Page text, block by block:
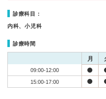
診療科目：
内科、小児科
診療時間
月
09:00-12:00
15:00-17:00